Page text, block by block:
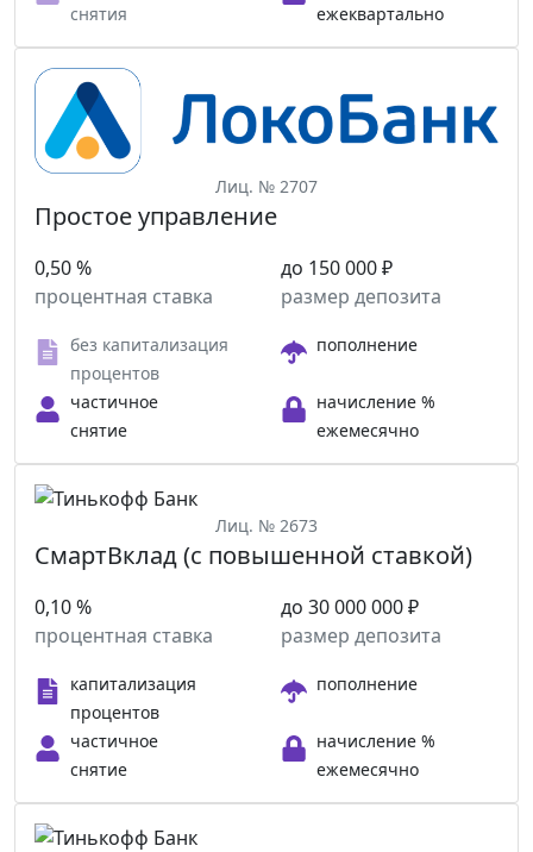
снятия
ежеквартально
Лиц. № 2707
Простое управление
0,50 %
процентная ставка
до 150 000 ₽
размер депозита
без капитализация
процентов
пополнение
частичное
снятие
начисление %
ежемесячно
Лиц. № 2673
СмартВклад (с повышенной ставкой)
0,10 %
процентная ставка
до 30 000 000 ₽
размер депозита
капитализация
процентов
пополнение
частичное
снятие
начисление %
ежемесячно